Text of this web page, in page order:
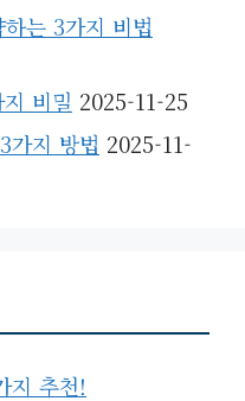
는 3가지 비법
비밀 2025-11-25
가지 방법 2025-11-
지 추천!